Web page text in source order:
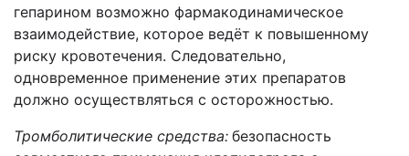
гепарином возможно фармакодинамическое
взаимодействие, которое ведёт к повышенному
риску кровотечения. Следовательно,
одновременное применение этих препаратов
должно осуществляться с осторожностью.
Тромболитические средства: безопасность